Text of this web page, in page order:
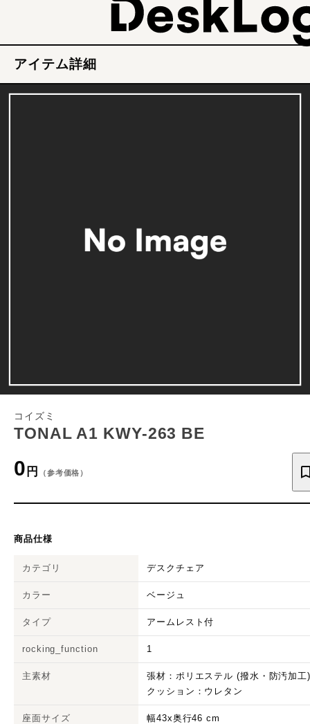
アイテム詳細
コイズミ
TONAL A1 KWY-263 BE
0 円 （参考価格）
商品仕様
カテゴリ デスクチェア
カラー ベージュ
タイプ アームレスト付
rocking_function 1
主素材
張材：ポリエステル (撥水・防汚加工
クッション：ウレタン
座面サイズ 幅43x奥行46 cm